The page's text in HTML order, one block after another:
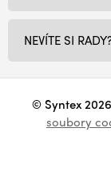
NEVÍTE SI
© Syntex 2026
soubory